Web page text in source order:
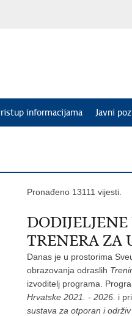
informacijama Javni
Pronađeno 13111 vijesti.
TRENERA ZA
Danas je u prostorima
obrazovanja odraslih
izvoditelj programa.
Hrvatske 2021. - 2026. i
sustava za otporan i